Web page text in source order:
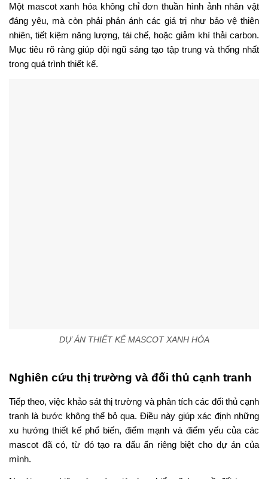
Một mascot xanh hóa không chỉ đơn thuần hình ảnh nhân vật
đáng yêu, mà còn phải phản ánh các giá trị như bảo vệ thiên
nhiên, tiết kiệm năng lượng, tái chế, hoặc giảm khí thải carbon.
Mục tiêu rõ ràng giúp đội ngũ sáng tạo tập trung và thống nhất
trong quá trình thiết kế.
DỰ ÁN THIẾT KẾ MASCOT XANH HÓA
Nghiên cứu thị trường và đối thủ cạnh tranh
Tiếp theo, việc khảo sát thị trường và phân tích các đối thủ cạnh
tranh là bước không thể bỏ qua. Điều này giúp xác định những
xu hướng thiết kế phổ biến, điểm mạnh và điểm yếu của các
mascot đã có, từ đó tạo ra dấu ấn riêng biệt cho dự án của
mình.